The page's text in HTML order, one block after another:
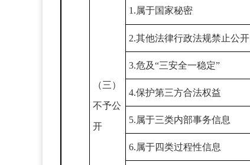
（三）
不予公
开
1.属于国家秘密
2.其他法律行政法规禁止公开
3.危及“三安全一稳定”
4.保护第三方合法权益
5.属于三类内部事务信息
6.属于四类过程性信息